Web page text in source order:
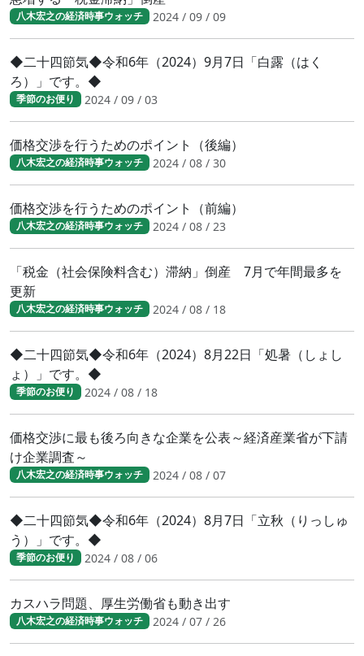
八木宏之の経済時事ウォッチ 2024 / 09 / 09
◆二十四節気◆令和6年（2024）9月7日「白露（はく
ろ）」です。◆
季節のお便り 2024 / 09 / 03
価格交渉を行うためのポイント（後編）
八木宏之の経済時事ウォッチ 2024 / 08 / 30
価格交渉を行うためのポイント（前編）
八木宏之の経済時事ウォッチ 2024 / 08 / 23
「税金（社会保険料含む）滞納」倒産 7月で年間最多を
更新
八木宏之の経済時事ウォッチ 2024 / 08 / 18
◆二十四節気◆令和6年（2024）8月22日「処暑（しょし
ょ）」です。◆
季節のお便り 2024 / 08 / 18
価格交渉に最も後ろ向きな企業を公表～経済産業省が下請
け企業調査～
八木宏之の経済時事ウォッチ 2024 / 08 / 07
◆二十四節気◆令和6年（2024）8月7日「立秋（りっしゅ
う）」です。◆
季節のお便り 2024 / 08 / 06
カスハラ問題、厚生労働省も動き出す
八木宏之の経済時事ウォッチ 2024 / 07 / 26